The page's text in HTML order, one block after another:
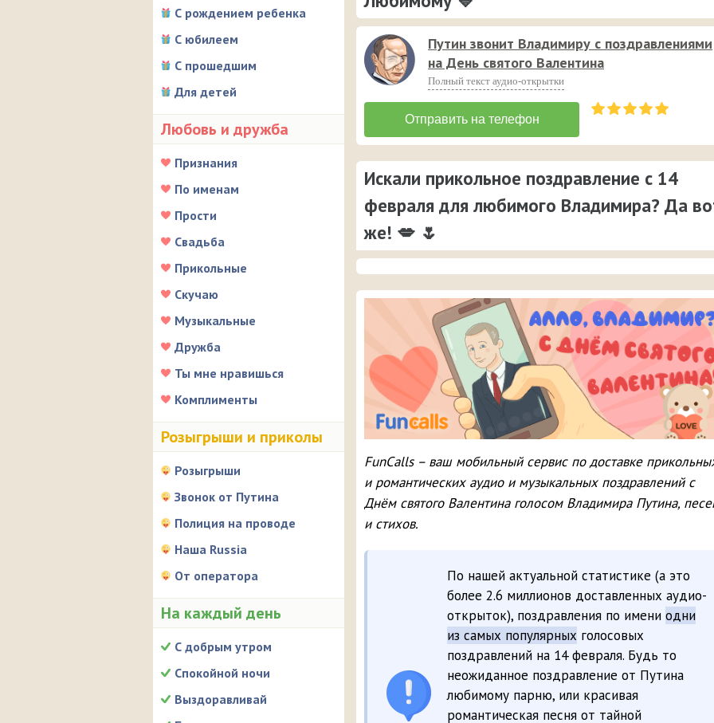
С рождением ребенка
С юбилеем
С прошедшим
Для детей
Любовь и дружба
Признания
По именам
Прости
Свадьба
Прикольные
Скучаю
Музыкальные
Дружба
Ты мне нравишься
Комплименты
Розыгрыши и приколы
Розыгрыши
Звонок от Путина
Полиция на проводе
Наша Russia
От оператора
На каждый день
С добрым утром
Спокойной ночи
Выздоравливай
Путин звонит Владимиру с поздравлениями
на День святого Валентина
Полный текст аудио-открытки
Искали прикольное поздравление с 14
февраля для любимого Владимира? Да
же! 💋 🌷
FunCalls – ваш мобильный сервис по доставке
и романтических аудио и музыкальных поздравлений с
Днём святого Валентина голосом Владимира Путина,
и стихов.
По нашей актуальной статистике (а это
более 2.6 миллионов доставленных аудио-
открыток), поздравления по имени одни
из самых популярных голосовых
поздравлений на 14 февраля. Будь то
неожиданное поздравление от Путина
любимому парню, или красивая
романтическая песня от тайной